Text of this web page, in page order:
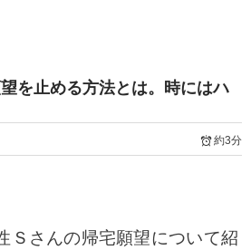
を止める方法とは。時にはハ
約3分
Ｓさんの帰宅願望について紹